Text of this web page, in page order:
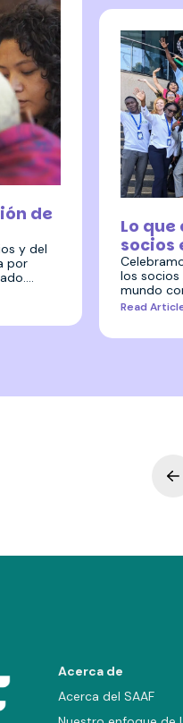
de
y del
por
Lo
socios
los socios
mundo
Read
Acerca de
Acerca del SAAF